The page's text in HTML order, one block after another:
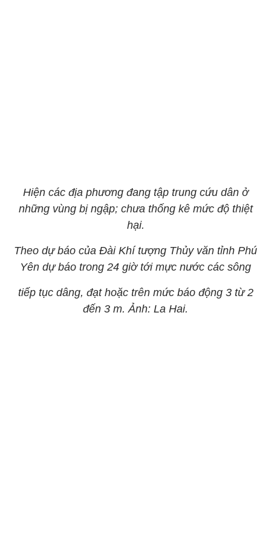
Hiện các địa phương đang tập trung cứu dân ở
những vùng bị ngập; chưa thống kê mức độ thiệt
hại.
Theo dự báo của Đài Khí tượng Thủy văn tỉnh Phú
Yên dự báo trong 24 giờ tới mực nước các sông
tiếp tục dâng, đạt hoặc trên mức báo động 3 từ 2
đến 3 m. Ảnh: La Hai.